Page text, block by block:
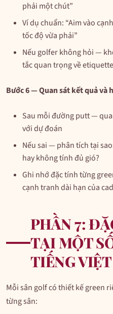
phải một chút”
Ví dụ chuẩn: “Aim vào
tốc độ vừa phải”
Nếu golfer không hỏi —
tắc quan trọng về
Bước 6 — Quan sát kết quả và
Sau mỗi đường putt —
với dự đoán
Nếu sai — phân tích tại
hay không tính đủ gió?
Ghi nhớ đặc tính từng
cạnh tranh dài hạn của
PHẦN 7:
TẠI MỘT
TIẾNG
Mỗi sân golf có thiết kế green
từng sân: